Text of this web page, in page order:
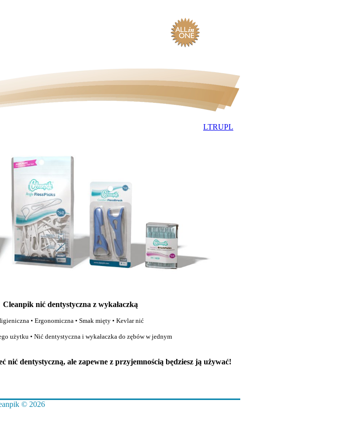
LTRUPL
Cleanpik nić dentystyczna z wykałaczką
• Ergonomiczna • Smak mięty • Kevlar nić
użytku • Nić dentystyczna i wykałaczka do zębów w jednym
nić dentystyczną, ale zapewne z przyjemnością będziesz ją używać!
© 2026